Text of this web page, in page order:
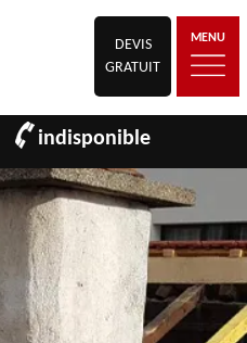
DEVIS
GRATUIT
MENU
indisponible